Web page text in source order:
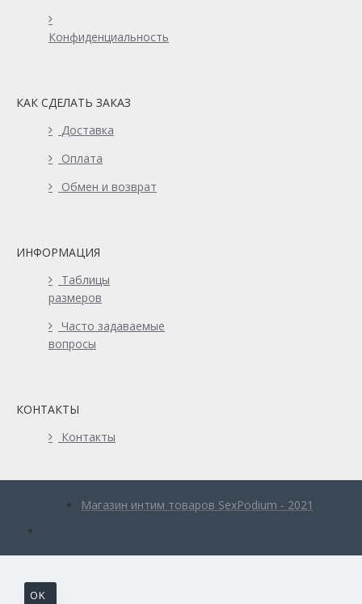
Конфиденциальность
КАК СДЕЛАТЬ ЗАКАЗ
Доставка
Оплата
Обмен и возврат
ИНФОРМАЦИЯ
Таблицы
размеров
Часто задаваемые
вопросы
КОНТАКТЫ
Контакты
Магазин интим товаров SexPodium - 2021
OK